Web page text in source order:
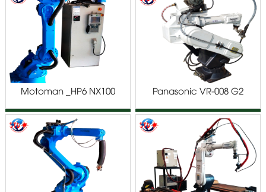
Motoman _HP6 NX100 Panasonic VR-008 G2